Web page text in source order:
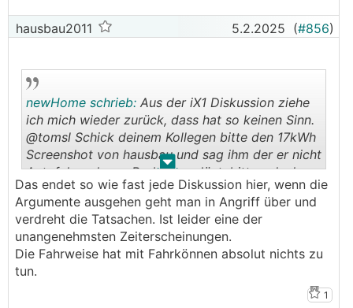
hausbau2011 5.2.2025 (#856)
. .
newHome schrieb: Aus der iX1 Diskussion ziehe
ich mich wieder zurück, dass hat so keinen Sinn.
@­tomsl Schick deinem Kollegen bitte den 17kWh
Screenshot von hausbau und sag ihm der er nicht
Autofahren kann. Problem gelöst, bitte - danke.
Das endet so wie fast jede Diskussion hier, wenn die
Argumente ausgehen geht man in Angriff über und
verdreht die Tatsachen. Ist leider eine der
unangenehmsten Zeiterscheinungen.
Die Fahrweise hat mit Fahrkönnen absolut nichts zu
tun.
1